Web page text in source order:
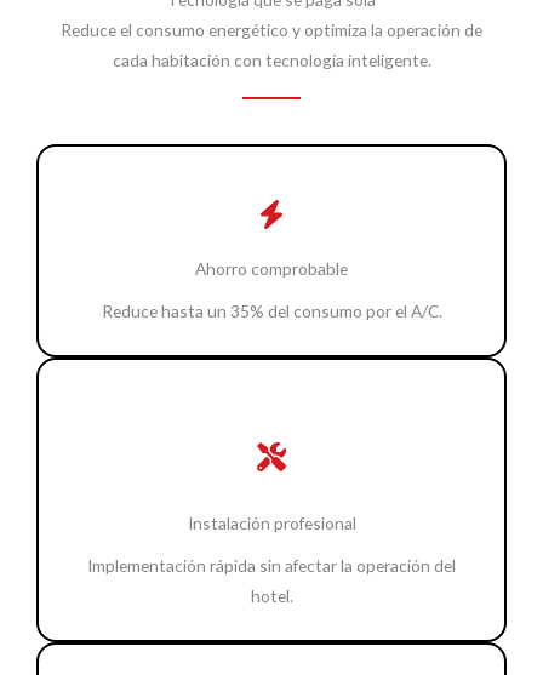
Reduce el consumo energético y optimiza la operación de
cada habitación con tecnología inteligente.
Ahorro comprobable
Reduce hasta un 35% del consumo por el A/C.
Instalación profesional
Implementación rápida sin afectar la operación del
hotel.